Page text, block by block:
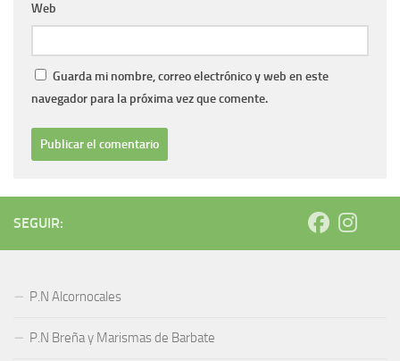
Web
Guarda mi nombre, correo electrónico y web en este
navegador para la próxima vez que comente.
SEGUIR:
P.N Alcornocales
P.N Breña y Marismas de Barbate